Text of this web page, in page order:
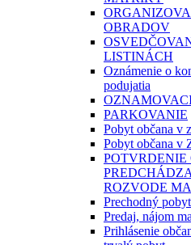
OBRADOV
LISTINÁCH
Oznámenie o
podujatia
PARKOVANIE
Pobyt občana v
Pobyt občana
POTVRDENIE
ROZVODE
Prechodný pobyt
Predaj, nájom
Prihlásenie